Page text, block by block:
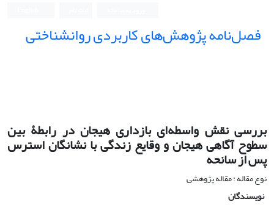
فصل‌نامه پژوهش‌های کاربردی روانشناختی
بررسی نقش واسطه‌ای بازداری هیجان در رابطۀ بین
سطوح آگاهی هیجان و وقایع زندگی با نشانگان استرس
پس از سانحه
نوع مقاله : مقاله پژوهشی
نویسندگان